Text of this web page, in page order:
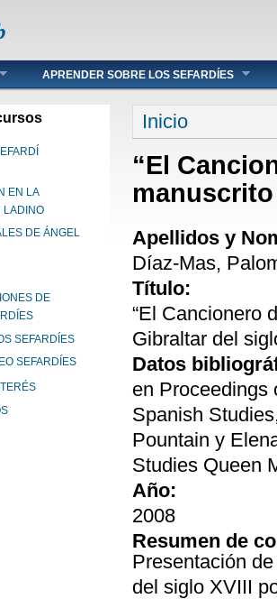
APRENDER SOBRE LOS SEFARDÍES
EN LA
LADINO
DE ÁNGEL
DE
SEFARDÍES
SEFARDÍES
Se encuentra
Inicio
“El
Apellidos y
Díaz-Mas,
Título:
“El Cancionero
Gibraltar del
Datos
en Proceedings
Spanish
Pountain y
Studies Queen
Año:
2008
Resumen de
Presentación
del siglo XVIII